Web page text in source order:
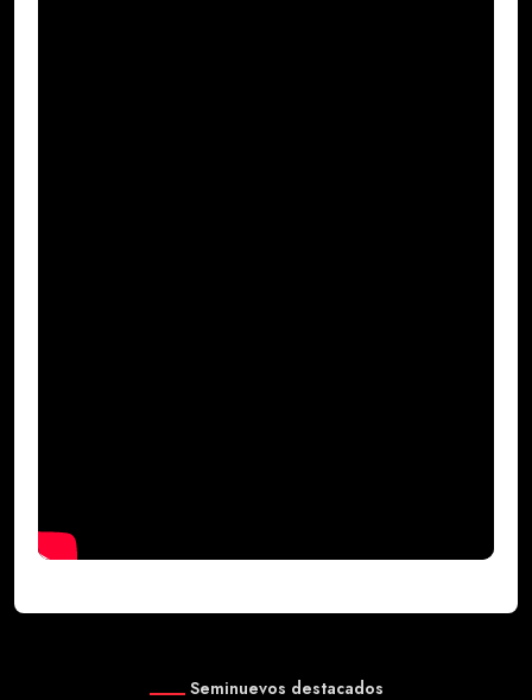
Seminuevos destacados